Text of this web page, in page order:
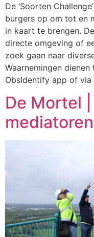
De ‘Soorten
burgers op om tot en
in kaart te brengen.
directe omgeving of
zoek gaan naar
Waarnemingen
ObsIdentify app of via
De Mortel
mediatoren